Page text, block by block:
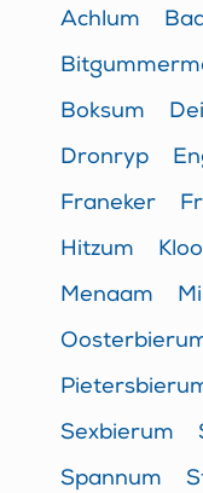
Achlum
Boksum
Dronryp
Franeker
Hitzum
Menaam
Sexbierum
Spannum